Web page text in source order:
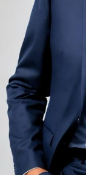
Pardoseala
sunete, mai
cameră și baie
proprietăți
zgomotului
inferioare, un
vechi, cu
pentru izolare
Rotația